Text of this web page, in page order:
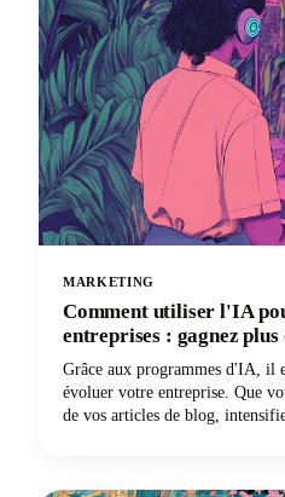
sans sacrifier l'authenticité.
MARKETING
Comment utiliser l'IA
entreprises : gagnez
Grâce aux programmes d'IA, il
évoluer votre entreprise. Que
de vos articles de blog,